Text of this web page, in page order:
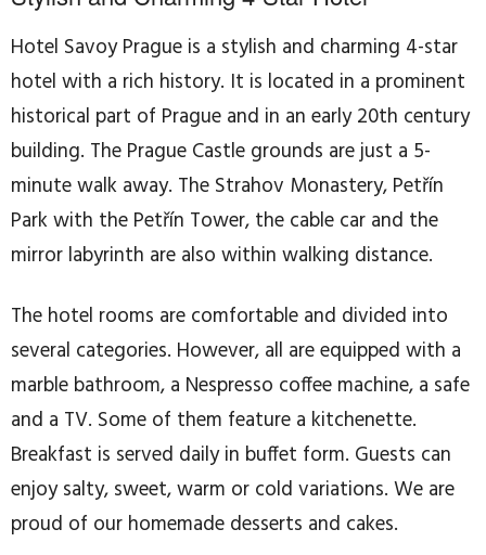
Hotel Savoy Prague is a stylish and charming 4-star
hotel with a rich history. It is located in a prominent
historical part of Prague and in an early 20th century
building. The Prague Castle grounds are just a 5-
minute walk away. The Strahov Monastery, Petřín
Park with the Petřín Tower, the cable car and the
mirror labyrinth are also within walking distance.
The hotel rooms are comfortable and divided into
several categories. However, all are equipped with a
marble bathroom, a Nespresso coffee machine, a safe
and a TV. Some of them feature a kitchenette.
Breakfast is served daily in buffet form. Guests can
enjoy salty, sweet, warm or cold variations. We are
proud of our homemade desserts and cakes.